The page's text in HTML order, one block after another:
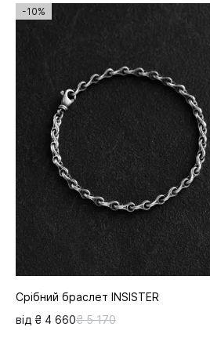
-10%
Срібний браслет INSISTER
від ₴ 4 660₴ 5 170